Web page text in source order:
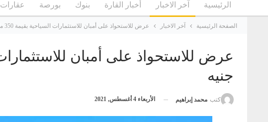
الرئيسية آخر الاخبار أخبار القارة بنوك بورصة عقارات
الصفحة الرئيسية آخر الاخبار عرض للاستحواذ على أمبان للاستثمارات السياحية بقيمة 350 مليون جنيه
جنيه
كتب محمد إبراهيم الأربعاء 4 أغسطس, 2021